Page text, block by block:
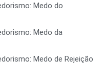
Medo do
Medo da
Medo de Rejeição